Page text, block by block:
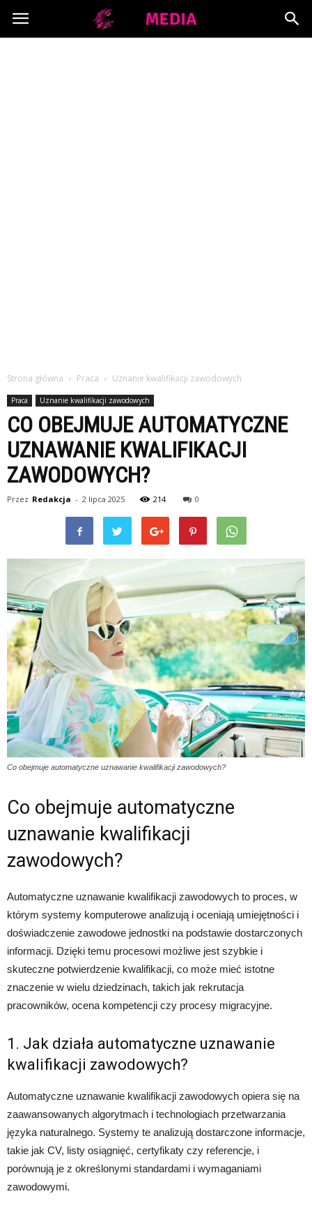
Copymedia.pl
Strona główna Praca Uznanie kwalifikacji zawodowych
Praca Uznanie kwalifikacji zawodowych
CO OBEJMUJE AUTOMATYCZNE
UZNAWANIE KWALIFIKACJI
ZAWODOWYCH?
Przez Redakcja - 2 lipca 2025 214 0
Co obejmuje automatyczne uznawanie kwalifikacji zawodowych?
Co obejmuje automatyczne
uznawanie kwalifikacji
zawodowych?
Automatyczne uznawanie kwalifikacji zawodowych to proces, w
którym systemy komputerowe analizują i oceniają umiejętności i
doświadczenie zawodowe jednostki na podstawie dostarczonych
informacji. Dzięki temu procesowi możliwe jest szybkie i
skuteczne potwierdzenie kwalifikacji, co może mieć istotne
znaczenie w wielu dziedzinach, takich jak rekrutacja
pracowników, ocena kompetencji czy procesy migracyjne.
1. Jak działa automatyczne uznawanie
kwalifikacji zawodowych?
Automatyczne uznawanie kwalifikacji zawodowych opiera się na
zaawansowanych algorytmach i technologiach przetwarzania
języka naturalnego. Systemy te analizują dostarczone informacje,
takie jak CV, listy osiągnięć, certyfikaty czy referencje, i
porównują je z określonymi standardami i wymaganiami
zawodowymi.